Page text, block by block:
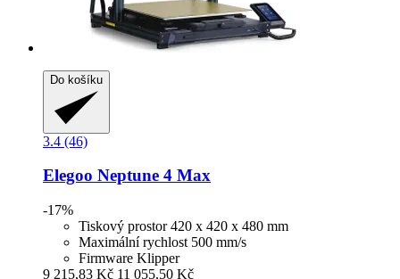
Do košíku
3.4 (46)
Elegoo Neptune 4 Max
-17%
Tiskový prostor 420 x 420 x 480 mm
Maximální rychlost 500 mm/s
Firmware Klipper
9 215,83 Kč 11 055,50 Kč